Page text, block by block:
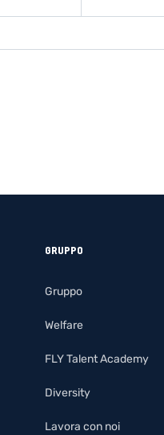
GRUPPO
Gruppo
Welfare
FLY Talent Academy
Diversity
Lavora con noi